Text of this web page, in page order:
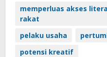
memperluas akses
rakat
pelaku usaha
potensi kreatif